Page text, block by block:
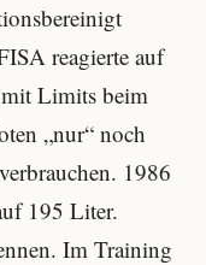
reagierte auf
Limits beim
„nur“ noch
1986
195 Liter.
Im Training